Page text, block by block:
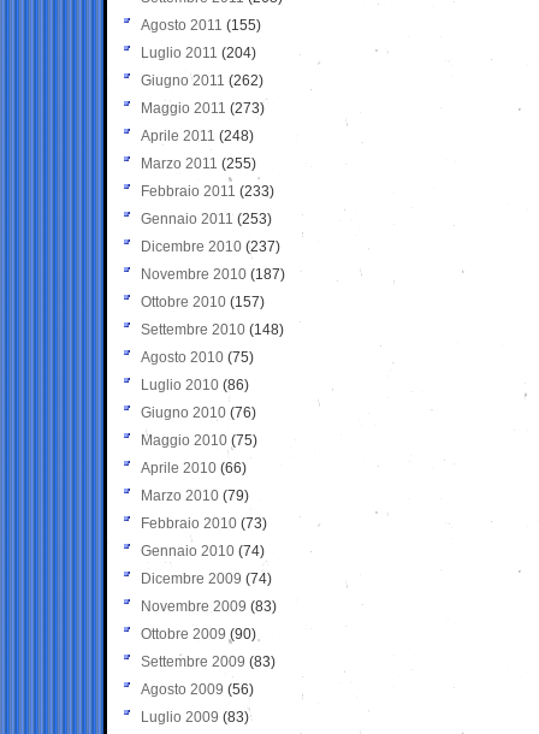
Agosto 2011 (155)
Luglio 2011 (204)
Giugno 2011 (262)
Maggio 2011 (273)
Aprile 2011 (248)
Marzo 2011 (255)
Febbraio 2011 (233)
Gennaio 2011 (253)
Dicembre 2010 (237)
Novembre 2010 (187)
Ottobre 2010 (157)
Settembre 2010 (148)
Agosto 2010 (75)
Luglio 2010 (86)
Giugno 2010 (76)
Maggio 2010 (75)
Aprile 2010 (66)
Marzo 2010 (79)
Febbraio 2010 (73)
Gennaio 2010 (74)
Dicembre 2009 (74)
Novembre 2009 (83)
Ottobre 2009 (90)
Settembre 2009 (83)
Agosto 2009 (56)
Luglio 2009 (83)